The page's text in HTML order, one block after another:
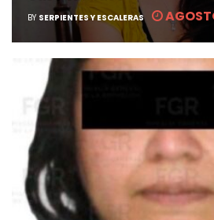
BY SERPIENTES Y ESCALERAS